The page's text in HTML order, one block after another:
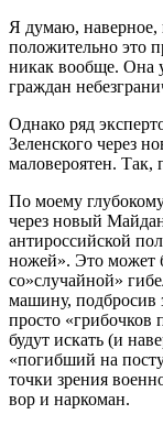
Я думаю, наверное,
положительно это
никак вообще. Она
граждан
Однако ряд
Зеленского через
маловероятен.
По моему
через новый
антироссийской
ножей». Это может
со»случайной»
машину, подбросив
просто «грибочков
будут искать (и
«погибший на
точки зрения
вор и наркоман.